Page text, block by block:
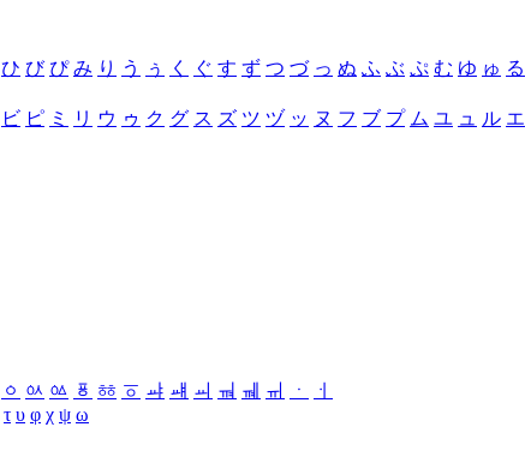
ひ び ぴ み り う ぅ く ぐ す ず つ づ っ ぬ ふ ぶ ぷ む ゆ ゅ る
ビ ピ ミ リ ウ ゥ ク グ ス ズ ツ ヅ ッ ヌ フ ブ プ ム ユ ュ ル エ
ㆁ ㆂ ㆃ ㆄ ㆅ ㆆ ㆇ ㆈ ㆉ ㆊ ㆋ ㆌ ㆍ
ㆎ
τ υ φ χ ψ ω